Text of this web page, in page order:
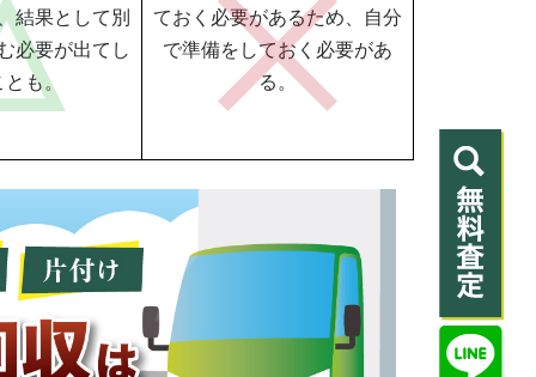
結果として別
必要が出てし
も。
ておく必要があるため、自分
で準備をしておく必要があ
る。